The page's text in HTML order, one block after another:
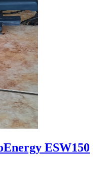
ESW150